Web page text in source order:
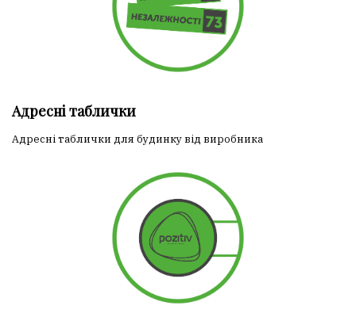
Адресні таблички
Адресні таблички для будинку від виробника